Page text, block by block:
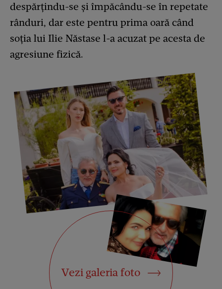
despărțindu-se și împăcându-se în repetate
rânduri, dar este pentru prima oară când
soția lui Ilie Năstase l-a acuzat pe acesta de
agresiune fizică.
Vezi galeria foto